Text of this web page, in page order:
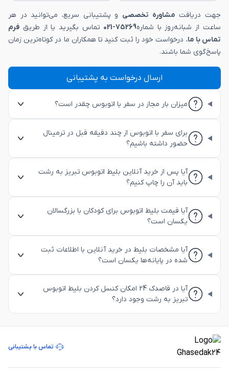
جهت دریافت مشاوره تخصصی و پشتیبانی سریع، می‌توانید در هر
ساعت از شبانه‌روز با شماره75269-021 تماس بگیرید یا از طریق فرم
تماس با ما، درخواست خود را ثبت کنید تا همکاران ما در کوتاه‌ترین زمان
پاسخ‌گوی شما باشند.
ارسال درخواست به پشتیبانی
میزان بار مجاز در سفر با اتوبوس چقدر است؟
برای سفر با اتوبوس از چند دقیقه قبل در ترمینال
حضور داشته باشیم؟
آیا پس از خرید آنلاین بلیط اتوبوس تبریز به رشت
باید آن را چاپ کنیم؟
آیا قیمت بلیط اتوبوس برای کودکان با بزرگسالان
یکسان است؟
آیا مشخصات بلیط در خرید آنلاین با اطلاعات ثبت
شده در پایانه‌ها یکسان است؟
آیا در قاصدک 24 امکان کنسل کردن بلیط اتوبوس
تبریز به رشت وجود دارد؟
تماس با پشتیبانی